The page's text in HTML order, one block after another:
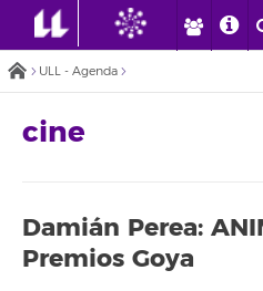
ULL - Agenda
cine
Damián Perea:
Premios Goya